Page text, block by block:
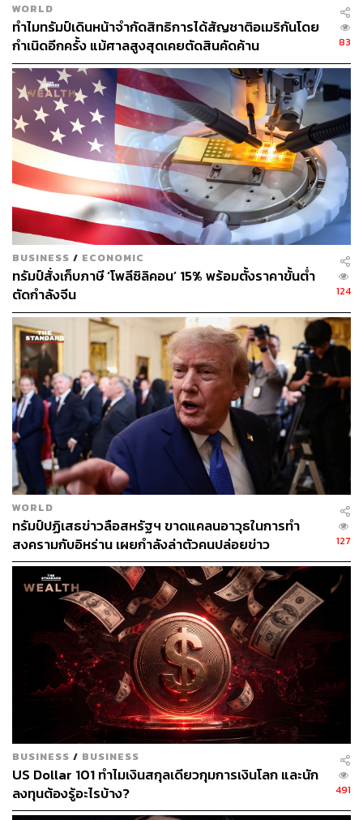
ในส่วนอื่นของรายงาน องค์กรให้บริการที่พึ่งพาการสนับสนุน
จากรัฐบาลกลางต่างประสบปัญหาตั้งแต่ทำเนียบขาวเริ่ม
ดำเนินการตรวจสอบและปรับลดหน่วยงานที่ได้รับงบ
ประมาณจากรัฐบาล รายงานระบุโดยเฉพาะว่า ธนาคาร
อาหารในนิวยอร์กกำลังเผชิญกับการตัดงบประมาณในหลาย
โครงการ รวมถึงต้องลดจำนวนบุคลากรลง
รายงานระบุเพิ่มเติมว่า “ผู้ติดต่อจากองค์กรไม่แสวงหากำไร
และหน่วยงานชุมชนอื่นๆ แสดงความกังวลอย่างมากเกี่ยวกับ
อนาคตของเงินทุนจากรัฐบาลกลางและการสนับสนุนด้าน
บริการ ซึ่งสร้างความท้าทายในการจัดสรรบุคลากร การวาง
กลยุทธ์ และการวางแผนระยะยาว”
ภาพ: SolStock / Getty Images
อ้างอิง:
are-trying-to-pass-tariff-cost-onto-customers-fed-repo
rt-says.html?__source=iosappshare%7Ccom.apple.
UIKit.activity.CopyToPasteboard
สามารถติดตาม THE STANDARD WEALTH
ผ่านแอปพลิเคชันต่างๆ ที่คุณสะดวกหรือใช้งานอยู่แล้วได้เลย
TAGS: Donald Trump
ธนาคารกลางสหรัฐฯ (Fed)
ภาษีนำเข้า
ราคาสินค้า
ABOUT THE AUTHOR
WORLD
ทำไมทรัมป์เดินหน้าจำกัดสิทธิการได้สัญชาติอเมริกันโดย
กำเนิดอีกครั้ง แม้ศาลสูงสุดเคยตัดสินคัดค้าน
83
BUSINESS / ECONOMIC
ทรัมป์สั่งเก็บภาษี ‘โพลีซิลิคอน’ 15% พร้อมตั้งราคาขั้นต่ำ
ตัดกำลังจีน
124
WORLD
ทรัมป์ปฏิเสธข่าวลือสหรัฐฯ ขาดแคลนอาวุธในการทำ
สงครามกับอิหร่าน เผยกำลังล่าตัวคนปล่อยข่าว
127
BUSINESS / BUSINESS
US Dollar 101 ทำไมเงินสกุลเดียวกุมการเงินโลก และนัก
ลงทุนต้องรู้อะไรบ้าง?
491